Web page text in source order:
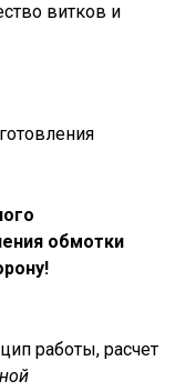
витков и
обмотки